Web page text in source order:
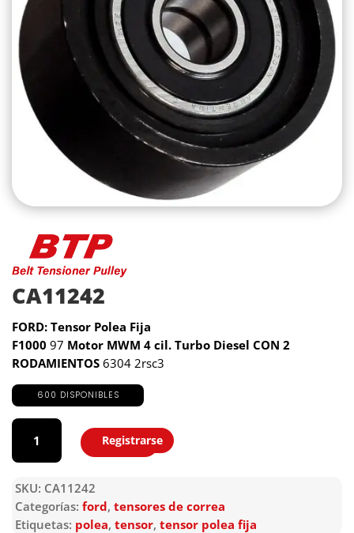
CA11242
FORD: Tensor Polea Fija
F1000 97 Motor MWM 4 cil. Turbo Diesel CON 2
RODAMIENTOS 6304 2rsc3
600 DISPONIBLES
CA11242
cantidad
Agregar
Registrarse
SKU: CA11242
Categorías: ford, tensores de correa
Etiquetas: polea, tensor, tensor polea fija